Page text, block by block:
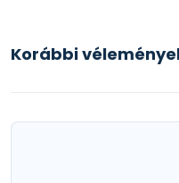
Korábbi